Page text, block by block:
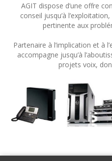
AGIT dispose d’une offre
conseil jusqu’à
pertinente aux
Partenaire à l’implication et à
accompagne jusqu’à
projets voix,